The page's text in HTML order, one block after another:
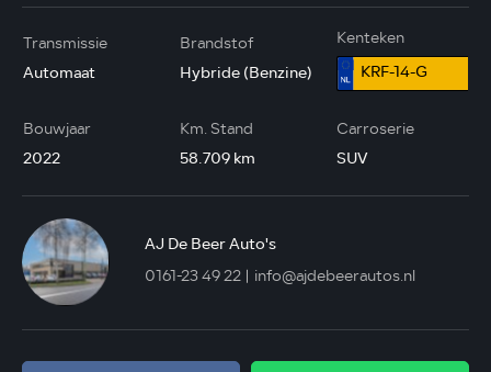
Transmissie
Automaat
Brandstof
Hybride (Benzine)
Kenteken
KRF-14-G
Bouwjaar
2022
Km. Stand
58.709 km
Carroserie
SUV
AJ De Beer Auto's
0161-23 49 22
info@ajdebeerautos.nl